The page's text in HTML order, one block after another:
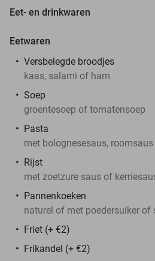
Eet- en drinkwaren
Eetwaren
Versbelegde broodjes
kaas, salami of ham
Soep
groentesoep of tomatensoep
Pasta
met bolognesesaus,
Rijst
met zoetzure saus of
Pannenkoeken
naturel of met poedersuiker of
Friet (+ €2)
Frikandel (+ €2)